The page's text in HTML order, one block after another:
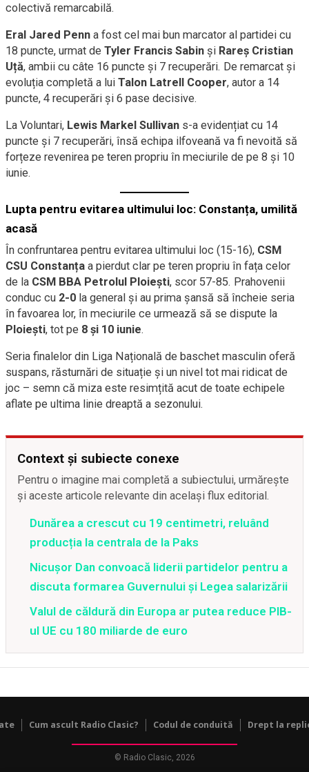
colectivă remarcabilă.
Eral Jared Penn a fost cel mai bun marcator al partidei cu
18 puncte, urmat de Tyler Francis Sabin și Rareș Cristian
Uță, ambii cu câte 16 puncte și 7 recuperări. De remarcat și
evoluția completă a lui Talon Latrell Cooper, autor a 14
puncte, 4 recuperări și 6 pase decisive.
La Voluntari, Lewis Markel Sullivan s-a evidențiat cu 14
puncte și 7 recuperări, însă echipa ilfoveană va fi nevoită să
forțeze revenirea pe teren propriu în meciurile de pe 8 și 10
iunie.
Lupta pentru evitarea ultimului loc: Constanța, umilită
acasă
În confruntarea pentru evitarea ultimului loc (15-16), CSM
CSU Constanța a pierdut clar pe teren propriu în fața celor
de la CSM BBA Petrolul Ploiești, scor 57-85. Prahovenii
conduc cu 2-0 la general și au prima șansă să încheie seria
în favoarea lor, în meciurile ce urmează să se dispute la
Ploiești, tot pe 8 și 10 iunie.
Seria finalelor din Liga Națională de baschet masculin oferă
suspans, răsturnări de situație și un nivel tot mai ridicat de
joc – semn că miza este resimțită acut de toate echipele
aflate pe ultima linie dreaptă a sezonului.
Context și subiecte conexe
Pentru o imagine mai completă a subiectului, urmărește
și aceste articole relevante din același flux editorial.
Dunărea a crescut cu 19 centimetri, reluând
producția la centrala de la Paks
Nicușor Dan convoacă liderii partidelor pentru a
discuta formarea Guvernului și Legea salarizării
Valul de căldură din Europa ar putea reduce PIB-
ul UE cu 180 miliarde de euro
Cum ascult Radio Clasic? Codul de conduită Drept la
© Radio Clasic, 2026